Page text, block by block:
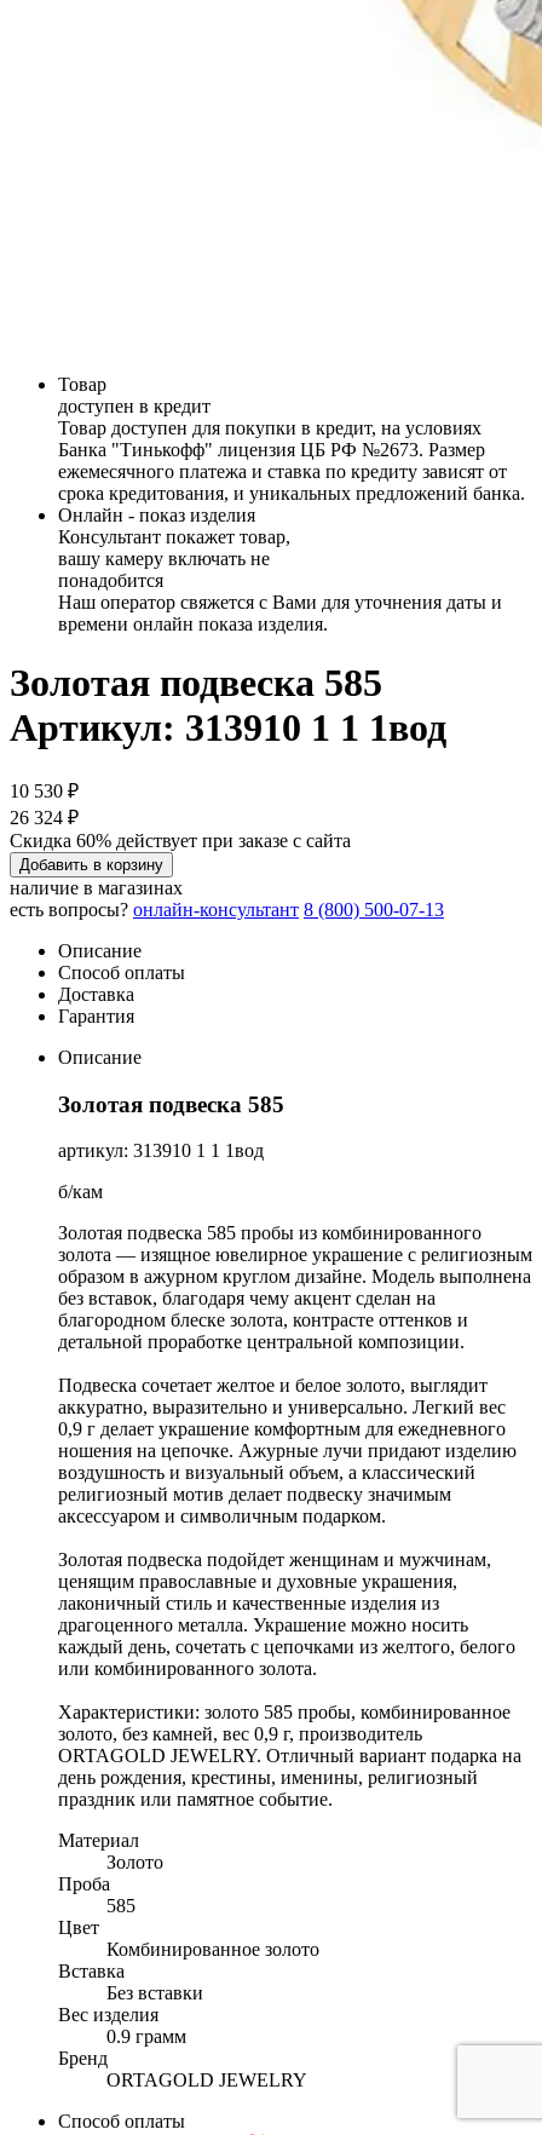
Товар
доступен в кредит
Товар доступен для покупки в кредит, на условиях
Банка "Тинькофф" лицензия ЦБ РФ №2673. Размер
ежемесячного платежа и ставка по кредиту зависят от
срока кредитования, и уникальных предложений банка.
Онлайн - показ изделия
Консультант покажет товар,
вашу камеру включать не
понадобится
Наш оператор свяжется с Вами для уточнения даты и
времени онлайн показа изделия.
Золотая подвеска 585
Артикул: 313910 1 1 1вод
10 530 ₽
26 324 ₽
Скидка 60% действует при заказе с сайта
Добавить в корзину
наличие в магазинах
есть вопросы? онлайн-консультант 8 (800) 500-07-13
Описание
Способ оплаты
Доставка
Гарантия
Описание
Золотая подвеска 585
артикул: 313910 1 1 1вод
б/кам
Золотая подвеска 585 пробы из комбинированного
золота — изящное ювелирное украшение с религиозным
образом в ажурном круглом дизайне. Модель выполнена
без вставок, благодаря чему акцент сделан на
благородном блеске золота, контрасте оттенков и
детальной проработке центральной композиции.
Подвеска сочетает желтое и белое золото, выглядит
аккуратно, выразительно и универсально. Легкий вес
0,9 г делает украшение комфортным для ежедневного
ношения на цепочке. Ажурные лучи придают изделию
воздушность и визуальный объем, а классический
религиозный мотив делает подвеску значимым
аксессуаром и символичным подарком.
Золотая подвеска подойдет женщинам и мужчинам,
ценящим православные и духовные украшения,
лаконичный стиль и качественные изделия из
драгоценного металла. Украшение можно носить
каждый день, сочетать с цепочками из желтого, белого
или комбинированного золота.
Характеристики: золото 585 пробы, комбинированное
золото, без камней, вес 0,9 г, производитель
ORTAGOLD JEWELRY. Отличный вариант подарка на
день рождения, крестины, именины, религиозный
праздник или памятное событие.
Материал
Золото
Проба
585
Цвет
Комбинированное золото
Вставка
Без вставки
Вес изделия
0.9 грамм
Бренд
ORTAGOLD JEWELRY
Способ оплаты